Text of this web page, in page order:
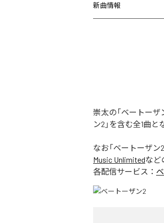
新曲情報
崇太の「ベートー
ン2」を含む全1曲と
なお「ベートーザン2
Music Unlimitedなど
各配信サービス：